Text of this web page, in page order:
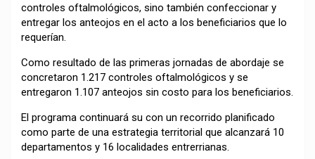
controles oftalmológicos, sino también confeccionar y
entregar los anteojos en el acto a los beneficiarios que lo
requerían.
Como resultado de las primeras jornadas de abordaje se
concretaron 1.217 controles oftalmológicos y se
entregaron 1.107 anteojos sin costo para los beneficiarios.
El programa continuará su con un recorrido planificado
como parte de una estrategia territorial que alcanzará 10
departamentos y 16 localidades entrerrianas.